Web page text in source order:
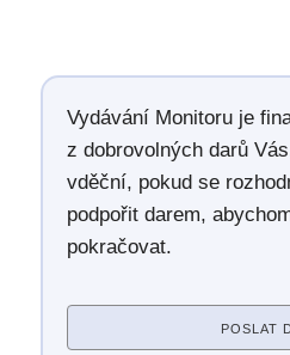
Vydávání Monitoru je
z dobrovolných darů
vděční, pokud se
podpořit darem,
pokračovat.
POSLAT